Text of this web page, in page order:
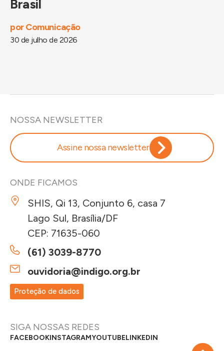
Brasil
porComunicação
30 de julho de 2026
ONDE FICAMOS
SHIS, Qi 13, Conjunto 6, casa 7
Lago Sul, Brasília/DF
CEP: 71635-060
(61) 3039-8770
ouvidoria@indigo.org.br
Proteção de dados
NOSSA NEWSLETTER
Assine nossa newsletter
SIGA NOSSAS REDES
FACEBOOKINSTAGRAMYOUTUBELINKEDIN